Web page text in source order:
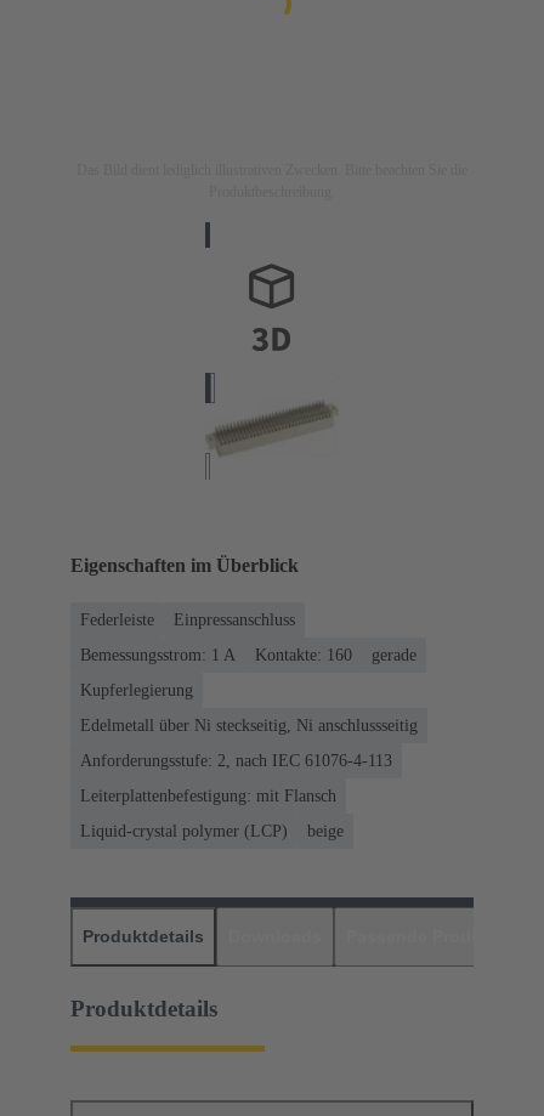
Eigenschaften im Überblick
Federleiste
Einpressanschluss
Bemessungsstrom: ‌1 A
Kontakte: 160
gerade
Kupferlegierung
Edelmetall über Ni steckseitig, Ni anschlussseitig
Anforderungsstufe: 2, nach IEC 61076-4-113
Leiterplattenbefestigung: mit Flansch
Liquid-crystal polymer (LCP)
beige
Produktdetails
Produktdetails